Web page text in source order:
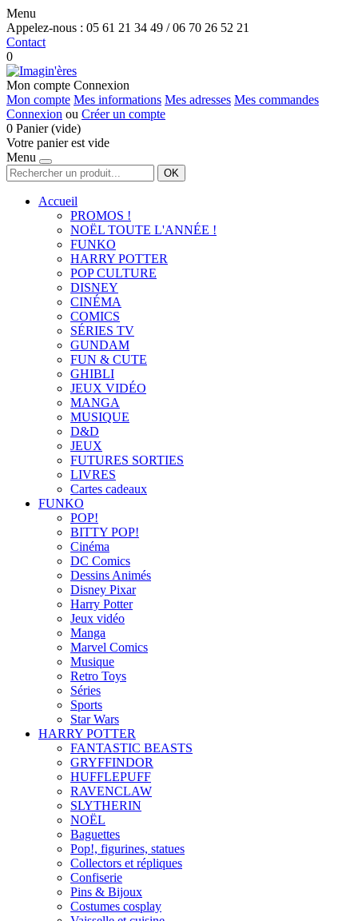
Menu
Appelez-nous : 05 61 21 34 49 / 06 70 26 52 21
Contact
0
Mon compte Connexion
Mon compte Mes informations Mes adresses Mes commandes
Connexion ou Créer un compte
0 Panier (vide)
Votre panier est vide
Menu
OK
Accueil
PROMOS !
NOËL TOUTE L'ANNÉE !
FUNKO
HARRY POTTER
POP CULTURE
DISNEY
CINÉMA
COMICS
SÉRIES TV
GUNDAM
FUN & CUTE
GHIBLI
JEUX VIDÉO
MANGA
MUSIQUE
D&D
JEUX
FUTURES SORTIES
LIVRES
Cartes cadeaux
FUNKO
POP!
BITTY POP!
Cinéma
DC Comics
Dessins Animés
Disney Pixar
Harry Potter
Jeux vidéo
Manga
Marvel Comics
Musique
Retro Toys
Séries
Sports
Star Wars
HARRY POTTER
FANTASTIC BEASTS
GRYFFINDOR
HUFFLEPUFF
RAVENCLAW
SLYTHERIN
NOËL
Baguettes
Pop!, figurines, statues
Collectors et répliques
Confiserie
Pins & Bijoux
Costumes cosplay